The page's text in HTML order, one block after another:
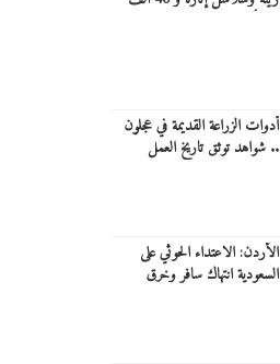
أدوات الزراعة القديمة في عجلون
.. شواهد توثق تاريخ العمل
الأردن: الاعتداء الحوثي على
السعودية انتهاك سافر وخرق